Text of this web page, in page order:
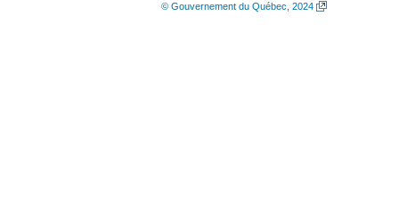
© Gouvernement du Québec, 2024